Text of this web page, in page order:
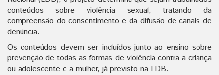
conteúdos sobre violência sexual, tratando da
compreensão do consentimento e da difusão de canais de
denúncia.
Os conteúdos devem ser incluídos junto ao ensino sobre
prevenção de todas as formas de violência contra a criança
ou adolescente e a mulher, já previsto na LDB.